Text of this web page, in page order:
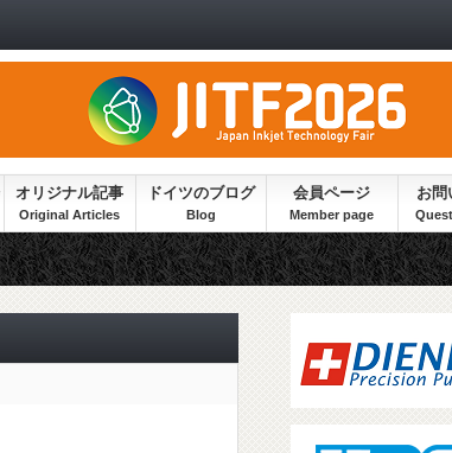
オリジナル記事 ドイツのブログ 会員ページ お問